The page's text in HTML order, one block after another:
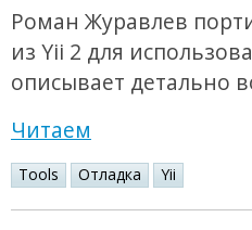
Роман Журавлев
из Yii 2 для
описывает детально
Читаем
Tools Отладка Yii